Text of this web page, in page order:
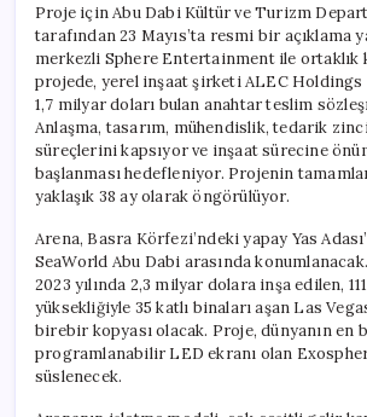
Proje için Abu Dabi Kültür ve Turizm
tarafından 23 Mayıs’ta resmi bir açıklama
merkezli Sphere Entertainment ile ortaklık
projede, yerel inşaat şirketi ALEC
1,7 milyar doları bulan anahtar teslim
Anlaşma, tasarım, mühendislik, tedarik
süreçlerini kapsıyor ve inşaat sürecine
başlanması hedefleniyor. Projenin
yaklaşık 38 ay olarak öngörülüyor.
Arena, Basra Körfezi’ndeki yapay Yas
SeaWorld Abu Dabi arasında
2023 yılında 2,3 milyar dolara inşa edilen,
yüksekliğiyle 35 katlı binaları aşan Las
birebir kopyası olacak. Proje, dünyanın en
programlanabilir LED ekranı olan
süslenecek.